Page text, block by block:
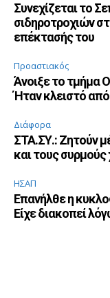
Συνεχίζεται το
σιδηροτροχιών
επέκτασής του
Προαστιακός
Άνοιξε το τμήμα
Ήταν κλειστό
Διάφορα
ΣΤΑ.ΣΥ.: Ζητούν
και τους συρμούς
ΗΣΑΠ
Επανήλθε η
Είχε διακοπεί